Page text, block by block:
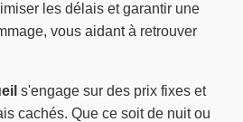
les délais et garantir une
vous aidant à retrouver
s'engage sur des prix fixes et
cachés. Que ce soit de nuit ou